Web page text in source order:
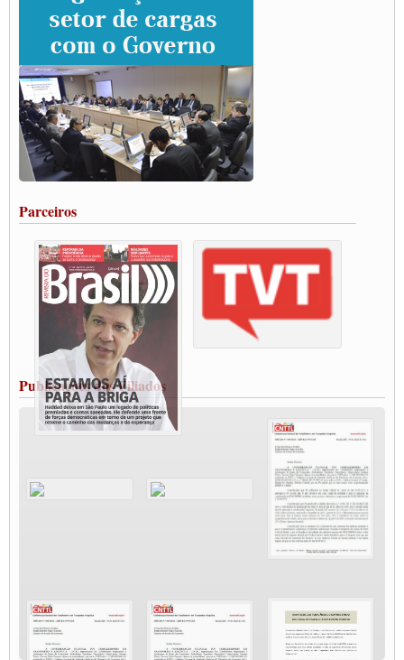
Paulinho e Litti debatem política global para transporte rodoviário de cargas na
SUTCRA no Uruguai
Grande Conquista da Categoria transporte de Cargas e Caminhoneiros Autonomos
ENCONTRO INTERNACIONAL EM APOIO A CLASSE TRABALHADORA
DO BRASIL E A ELEIÇÃO 2022
Carta às Brasileiras e aos Brasileiros em Defesa do Estado Democrático de Direito
Paulinho, presidente da CNTTL, faz balanço do 3º Congresso da CNTTL
Caminhoneiros aprovam greve a partir do 1º de novembro
Rodoviários de Feira Santana fazem Assembleia para avaliar proposta de reajuste
salarial
Vacina Já: Lockdown de 24 horas dos trabalhadores em transportes está mantido,
Condutores de Guarulhos farão greve sanitária nesta terça-feira (20)
Paralisação dos Caminhoneiros na #BR285, entrocamento que liga o Mercosul ao
Rio Grande
Caminhoneiros bloqueiam duas faixas na Castello Branco e fazem protesto
Modal-Live #13 Aumento da Violência Contra Mulher e o Adoecimento da Classe
Trabalhadora em Tempos de Pandemia
MODAL-LIVE#12 POLÍTICAS PÚBLICAS DE TRANSPORTE PARA A
CLASSE TRABALHADORA E ELEIÇÕES NA PANDEMIA
MODAL-LIVE#11 POLÍTICAS PÚBLICAS DE TRANSPORTE
JUVENTUDE DO TRANSPORTE: POR QUE DEVEMOS NOS ORGANIZAR?
Fabio Primo testa positivo para Coronavírus, mas está bem de saúde
Modal-Live#9 Quais são os direitos dos trabalhador@s que contraem a Covid-19 na
Participe da Campanha Fora Bolsonaro
CNTTL e FECOOTAC apoiam Campanha de testes de COVID-19 para
MODAL-LIVE#8 - Lideranças sindicais da CNTTL, CGTB e dos caminhoneiros
O PAPEL DA ITF E FUTAC NAS LUTAS, EMPREGO, DIREITOS EM
ESCALA GLOBAL E DA DEFESA DA VIDA
Modal-Live #6: Com participação especial do professor da Unisinos e Doutor em
Ciências da Comunicação da USP, Rafael Grohmann, que coordena uma pesquisa
Parceiros
Publicações dos Filiados